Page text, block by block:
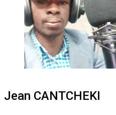
Jean CANTCHEKI